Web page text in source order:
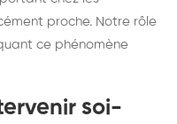
proche. Notre rôle
ce phénomène
soi-